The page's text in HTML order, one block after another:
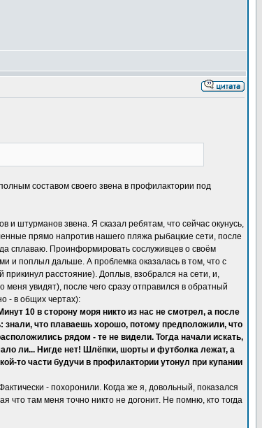
составом своего звена в профилактории под
и штурманов звена. Я сказал ребятам, что сейчас окунусь,
прямо напротив нашего пляжа рыбацкие сети, после
сплаваю. Проинформировать сослуживцев о своём
и поплыл дальше. А проблемка оказалась в том, что с
прикинул расстояние). Доплыв, взобрался на сети, и,
увидят), после чего сразу отправился в обратный
- в общих чертах):
10 в сторону моря никто из нас не смотрел, а после
знали, что плаваешь хорошо, потому предположили, что
рядом - те не видели. Тогда начали искать,
ли... Нигде нет! Шлёпки, шорты и футболка лежат, а
то части будучи в профилактории утонул при купании
- похоронили. Когда же я, довольный, показался
там меня точно никто не догонит. Не помню, кто тогда